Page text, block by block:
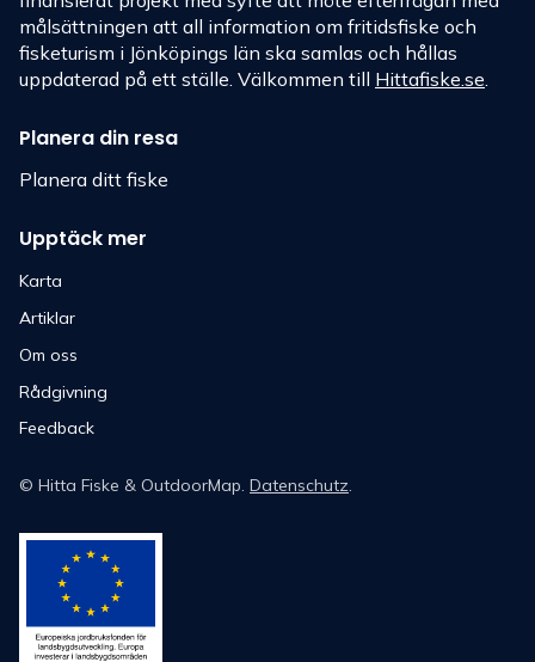
målsättningen att all information om fritidsfiske och
fisketurism i Jönköpings län ska samlas och hållas
uppdaterad på ett ställe. Välkommen till Hittafiske.se.
Planera din resa
Planera ditt fiske
Upptäck mer
Karta
Artiklar
Om oss
Rådgivning
Feedback
© Hitta Fiske & OutdoorMap. Datenschutz.